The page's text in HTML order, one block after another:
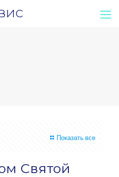
Показать все
Святой